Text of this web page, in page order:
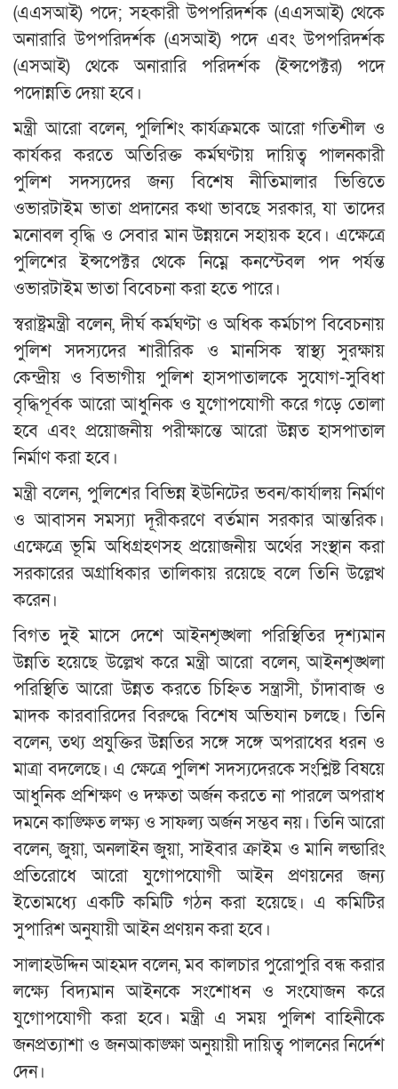
(এএসআই) পদে; সহকারী উপপরিদর্শক (এএসআই) থেকে
অনারারি উপপরিদর্শক (এসআই) পদে এবং উপপরিদর্শক
(এসআই) থেকে অনারারি পরিদর্শক (ইন্সপেক্টর) পদে
পদোন্নতি দেয়া হবে।
মন্ত্রী আরো বলেন, পুলিশিং কার্যক্রমকে আরো গতিশীল ও
কার্যকর করতে অতিরিক্ত কর্মঘণ্টায় দায়িত্ব পালনকারী
পুলিশ সদস্যদের জন্য বিশেষ নীতিমালার ভিত্তিতে
ওভারটাইম ভাতা প্রদানের কথা ভাবছে সরকার, যা তাদের
মনোবল বৃদ্ধি ও সেবার মান উন্নয়নে সহায়ক হবে। এক্ষেত্রে
পুলিশের ইন্সপেক্টর থেকে নিম্নে কনস্টেবল পদ পর্যন্ত
ওভারটাইম ভাতা বিবেচনা করা হতে পারে।
স্বরাষ্ট্রমন্ত্রী বলেন, দীর্ঘ কর্মঘণ্টা ও অধিক কর্মচাপ বিবেচনায়
পুলিশ সদস্যদের শারীরিক ও মানসিক স্বাস্থ্য সুরক্ষায়
কেন্দ্রীয় ও বিভাগীয় পুলিশ হাসপাতালকে সুযোগ-সুবিধা
বৃদ্ধিপূর্বক আরো আধুনিক ও যুগোপযোগী করে গড়ে তোলা
হবে এবং প্রয়োজনীয় পরীক্ষান্তে আরো উন্নত হাসপাতাল
নির্মাণ করা হবে।
মন্ত্রী বলেন, পুলিশের বিভিন্ন ইউনিটের ভবন/কার্যালয় নির্মাণ
ও আবাসন সমস্যা দূরীকরণে বর্তমান সরকার আন্তরিক।
এক্ষেত্রে ভূমি অধিগ্রহণসহ প্রয়োজনীয় অর্থের সংস্থান করা
সরকারের অগ্রাধিকার তালিকায় রয়েছে বলে তিনি উল্লেখ
করেন।
বিগত দুই মাসে দেশে আইনশৃঙ্খলা পরিস্থিতির দৃশ্যমান
উন্নতি হয়েছে উল্লেখ করে মন্ত্রী আরো বলেন, আইনশৃঙ্খলা
পরিস্থিতি আরো উন্নত করতে চিহ্নিত সন্ত্রাসী, চাঁদাবাজ ও
মাদক কারবারিদের বিরুদ্ধে বিশেষ অভিযান চলছে। তিনি
বলেন, তথ্য প্রযুক্তির উন্নতির সঙ্গে সঙ্গে অপরাধের ধরন ও
মাত্রা বদলেছে। এ ক্ষেত্রে পুলিশ সদস্যদেরকে সংশ্লিষ্ট বিষয়ে
আধুনিক প্রশিক্ষণ ও দক্ষতা অর্জন করতে না পারলে অপরাধ
দমনে কাঙ্ক্ষিত লক্ষ্য ও সাফল্য অর্জন সম্ভব নয়। তিনি আরো
বলেন, জুয়া, অনলাইন জুয়া, সাইবার ক্রাইম ও মানি লন্ডারিং
প্রতিরোধে আরো যুগোপযোগী আইন প্রণয়নের জন্য
ইতোমধ্যে একটি কমিটি গঠন করা হয়েছে। এ কমিটির
সুপারিশ অনুযায়ী আইন প্রণয়ন করা হবে।
সালাহউদ্দিন আহমদ বলেন, মব কালচার পুরোপুরি বন্ধ করার
লক্ষ্যে বিদ্যমান আইনকে সংশোধন ও সংযোজন করে
যুগোপযোগী করা হবে। মন্ত্রী এ সময় পুলিশ বাহিনীকে
জনপ্রত্যাশা ও জনআকাঙ্ক্ষা অনুয়ায়ী দায়িত্ব পালনের নির্দেশ
দেন।